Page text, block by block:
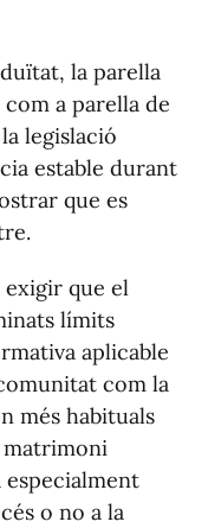
la parella
a parella de
legislació
estable durant
que es
exigir que el
límits
aplicable
com la
més habituals
o no a la